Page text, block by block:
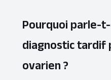
Pourquoi parle-
diagnostic tardif
ovarien ?